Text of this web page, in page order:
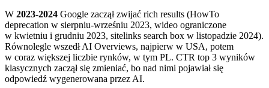
W 2023-2024 Google zaczął zwijać rich results (HowTo
deprecation w sierpniu-wrześniu 2023, wideo ograniczone
w kwietniu i grudniu 2023, sitelinks search box w listopadzie 2024).
Równolegle wszedł AI Overviews, najpierw w USA, potem
w coraz większej liczbie rynków, w tym PL. CTR top 3 wyników
klasycznych zaczął się zmieniać, bo nad nimi pojawiał się
odpowiedź wygenerowana przez AI.